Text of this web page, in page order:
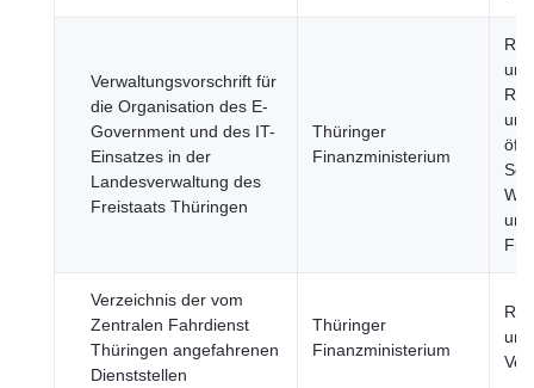
Verwaltungsvorschrift für
die Organisation des E-
Government und des IT-
Einsatzes in der
Landesverwaltung des
Freistaats Thüringen
Thüringer
Finanzministerium
und
und
Verzeichnis der vom
Zentralen Fahrdienst
Thüringen angefahrenen
Dienststellen
Thüringer
Finanzministerium